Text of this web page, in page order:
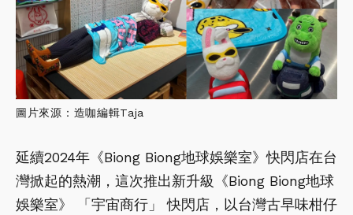
圖片來源：造咖編輯Taja
延續2024年《Biong Biong地球娛樂室》快閃店在台
灣掀起的熱潮，這次推出新升級《Biong Biong地球
娛樂室》 「宇宙商行」 快閃店，以台灣古早味柑仔